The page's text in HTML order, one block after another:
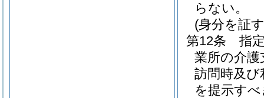
らない。
(身分を証
第12条
指
業所の介
訪問時及
を提示す